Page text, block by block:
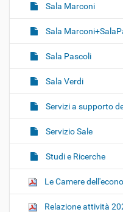
Sala Marconi
Sala
Sala Pascoli
Sala Verdi
Servizi a supporto
Servizio Sale
Studi e Ricerche
Le Camere
Relazione attività